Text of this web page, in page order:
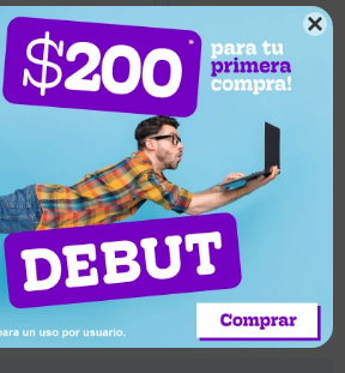

Ingco
de corte
25,00
USD 22,50
Tijera de poda
de acero al
elegir este producto?